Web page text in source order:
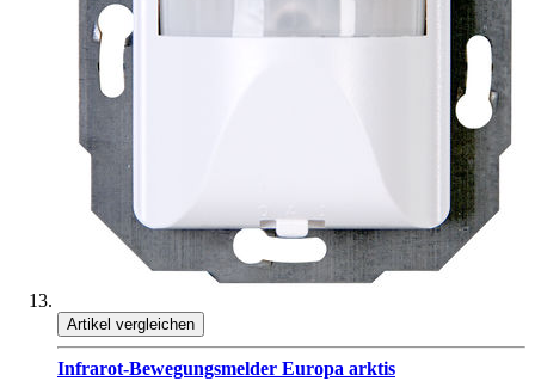
Artikel vergleichen
Infrarot-Bewegungsmelder Europa arktis